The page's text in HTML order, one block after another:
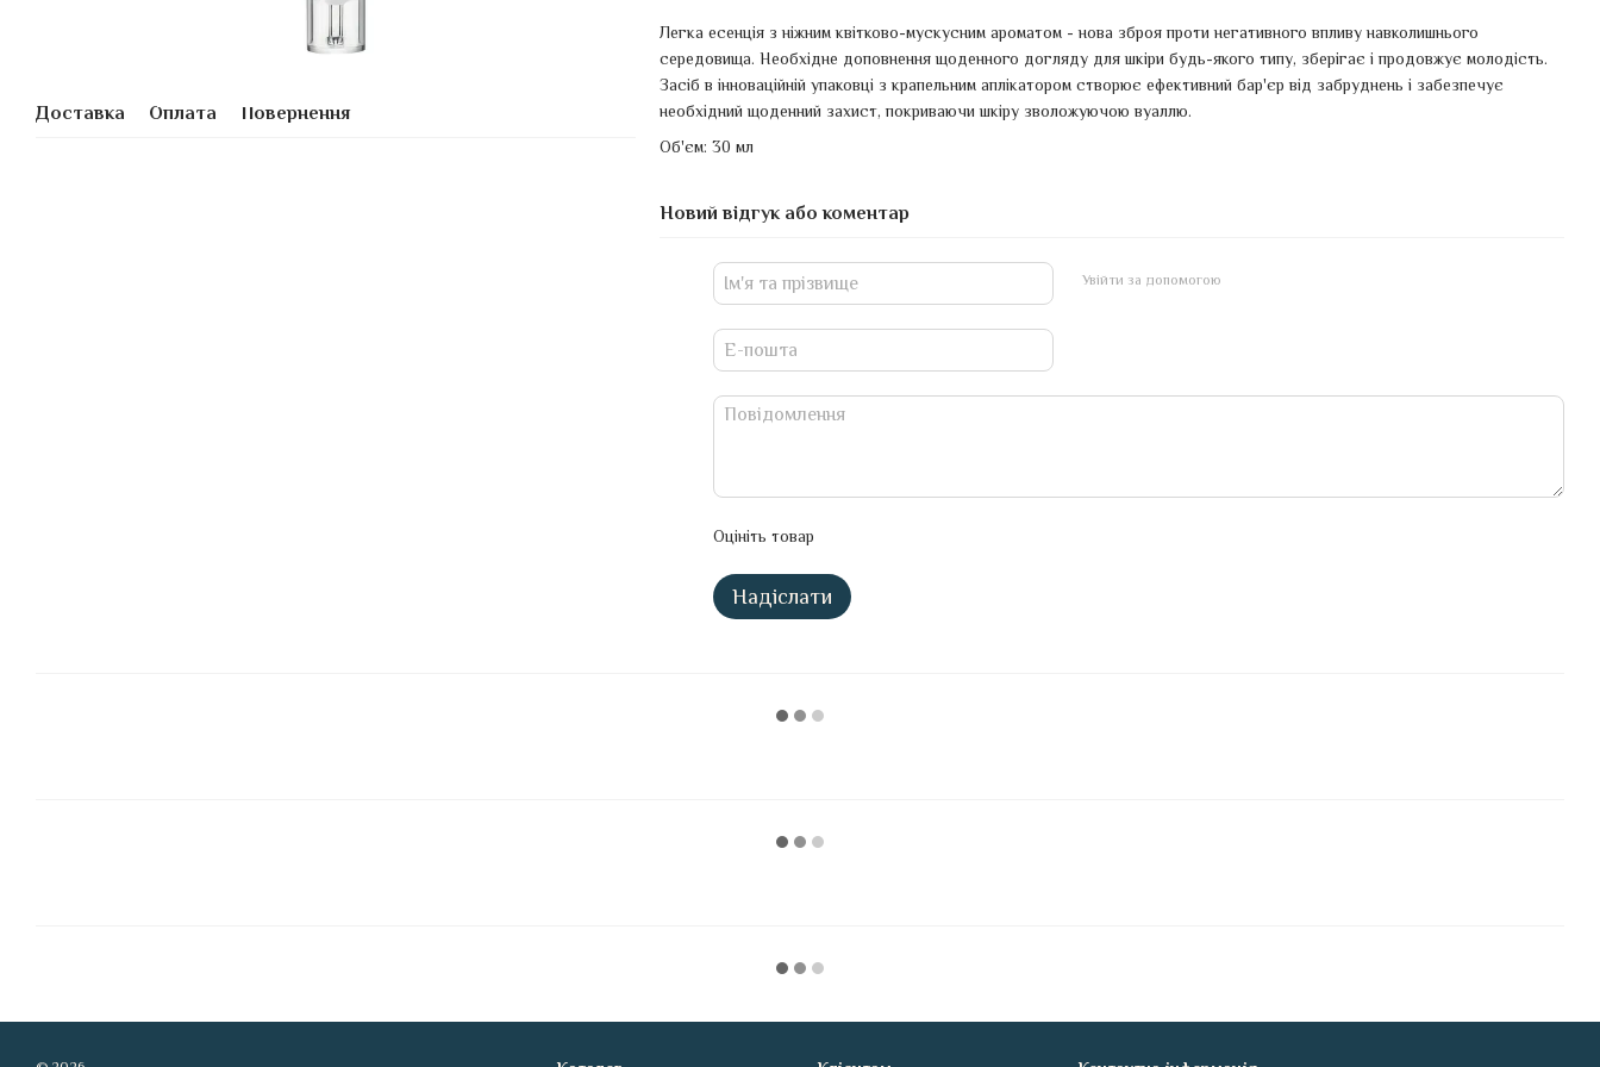
Доставка Оплата Повернення
Легка есенція з ніжним квітково-мускусним ароматом - нова зброя проти негативного впливу навколишнього
середовища. Необхідне доповнення щоденного догляду для шкіри будь-якого типу, зберігає і продовжує молодість.
Засіб в інноваційній упаковці з крапельним аплікатором створює ефективний бар'єр від забруднень і забезпечує
необхідний щоденний захист, покриваючи шкіру зволожуючою вуаллю.
Об'єм: 30 мл
Новий відгук або коментар
Увійти за допомогою
Оцініть товар
Надіслати